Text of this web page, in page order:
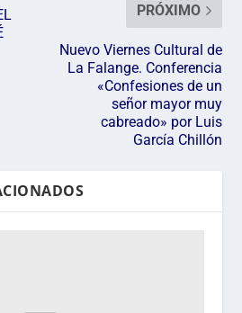
PRÓXIMO
Nuevo Viernes Cultural de
La Falange. Conferencia
«Confesiones de un
señor mayor muy
cabreado» por Luis
García Chillón